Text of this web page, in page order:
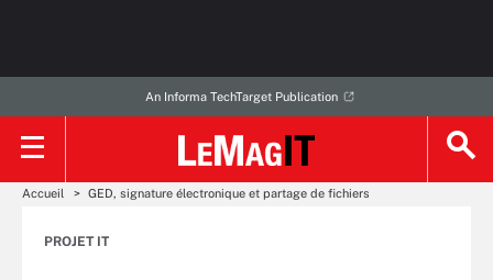
An Informa TechTarget Publication
Accueil GED, signature électronique et partage de fichiers
PROJET IT